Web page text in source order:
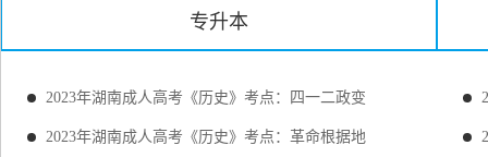
专升本
2023年湖南成人高考《历史》考点：四一二政变
2023年湖南成人高考《历史》考点：革命根据地